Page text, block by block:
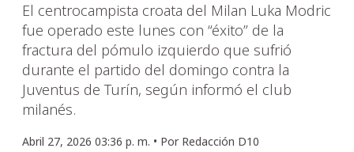
El centrocampista croata del Milan Luka Modric
fue operado este lunes con “éxito” de la
fractura del pómulo izquierdo que sufrió
durante el partido del domingo contra la
Juventus de Turín, según informó el club
milanés.
Abril 27, 2026 03:36 p. m. • Por Redacción D10